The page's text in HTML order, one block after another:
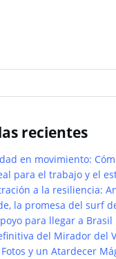
recientes
en movimiento:
para el trabajo y el
a la resiliencia:
la promesa del surf
para llegar a Brasil
del Mirador del
y un Atardecer